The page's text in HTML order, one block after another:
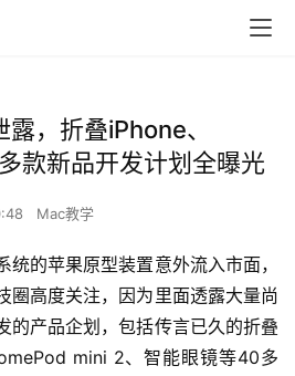
，折叠iPhone、
款新品开发计划全曝光
Mac教学
的苹果原型装置意外流入市面，
圈高度关注，因为里面透露大量尚
的产品企划，包括传言已久的折叠
mini 2、智能眼镜等40多